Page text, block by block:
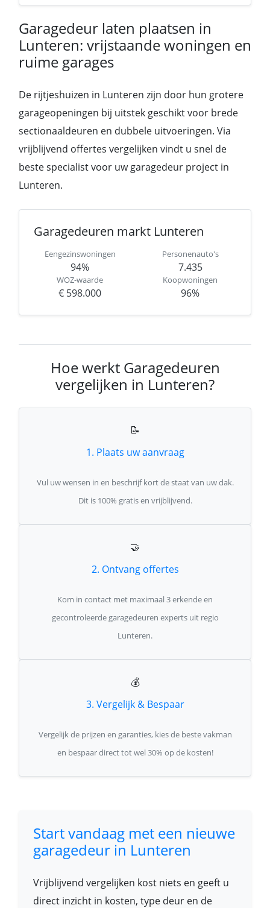
Garagedeur laten plaatsen in
Lunteren: vrijstaande woningen en
ruime garages
De rijtjeshuizen in Lunteren zijn door hun grotere
garageopeningen bij uitstek geschikt voor brede
sectionaaldeuren en dubbele uitvoeringen. Via
vrijblijvend offertes vergelijken vindt u snel de
beste specialist voor uw garagedeur project in
Lunteren.
Garagedeuren markt Lunteren
Eengezinswoningen
94%
Personenauto's
7.435
WOZ-waarde
€ 598.000
Koopwoningen
96%
Hoe werkt Garagedeuren
vergelijken in Lunteren?
📝
1. Plaats uw aanvraag
Vul uw wensen in en beschrijf kort de staat van uw dak.
Dit is 100% gratis en vrijblijvend.
🤝
2. Ontvang offertes
Kom in contact met maximaal 3 erkende en
gecontroleerde garagedeuren experts uit regio
Lunteren.
💰
3. Vergelijk & Bespaar
Vergelijk de prijzen en garanties, kies de beste vakman
en bespaar direct tot wel 30% op de kosten!
Start vandaag met een nieuwe
garagedeur in Lunteren
Vrijblijvend vergelijken kost niets en geeft u
direct inzicht in kosten, type deur en de